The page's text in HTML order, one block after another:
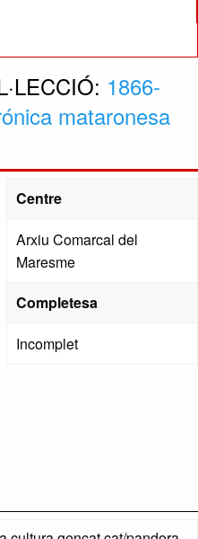
1866-
mataronesa
Centre
Arxiu Comarcal del
Maresme
Completesa
Incomplet